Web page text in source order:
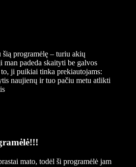
šią programėlę – turiu akių
man padeda skaityti be galvos
ji puikiai tinka prekiautojams:
naujienų ir tuo pačiu metu atlikti
mato, todėl ši programėlė jam